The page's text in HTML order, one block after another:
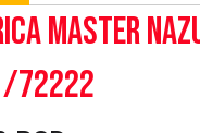
Master
72222